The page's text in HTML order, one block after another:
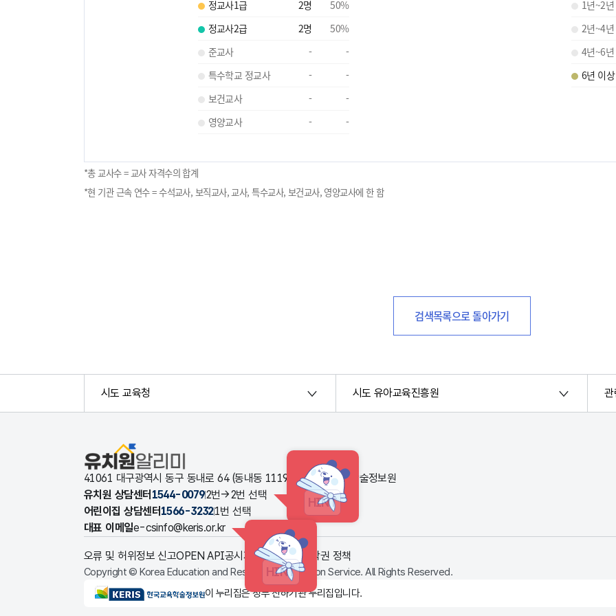
정교사1급
2명 50%
정교사2급
2명 50%
준교사
-
-
특수학교 정교사
-
-
보건교사
-
-
영양교사
- -
1년~2
2년~4
4년~6
6년 이상
*총 교사수 = 교사 자격수의 합계
*현 기관 근속 연수 = 수석교사, 보직교사, 교사, 특수교사, 보건교사, 영양교사에 한 함
검색목록으로 돌아가기
시도 교육청 시도 유아교육진흥원
유치원알리미
41061 대구광역시 동구 동내로 64 (동내동 1119번지) 한국교육학술정보원
유치원 상담센터 1544-00792번→2번 선택
HINT
어린이집 상담센터 1566-32321번 선택
대표 이메일e-csinfo@keris.or.kr
HINT
오류 및 허위정보 신고OPEN API공시자료 다운로드저작권 정책
Copyright © Korea Education and Research Information Service. All Rights Reserved.
KERIS한국교육학술정보원이 누리집은 정부 산하기관 누리집입니다.